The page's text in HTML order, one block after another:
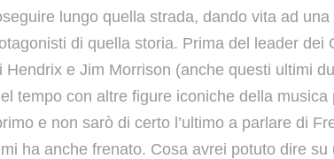
lungo quella strada, dando vita ad
di quella storia. Prima del leader dei
Hendrix e Jim Morrison (anche questi ultimi
tempo con altre figure iconiche della musica
e non sarò di certo l’ultimo a parlare di
ha anche frenato. Cosa avrei potuto dire